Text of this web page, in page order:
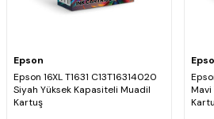
Epson
Epson 16XL T1631 C13T16314020
Siyah Yüksek Kapasiteli Muadil
Kartuş
Mavi